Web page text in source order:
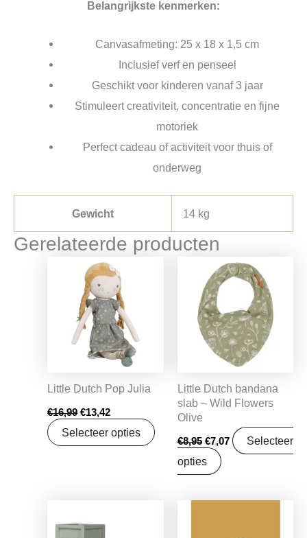
Belangrijkste kenmerken:
Canvasafmeting: 25 x 18 x 1,5 cm
Inclusief verf en penseel
Geschikt voor kinderen vanaf 3 jaar
Stimuleert creativiteit, concentratie en fijne
motoriek
Perfect cadeau of activiteit voor thuis of
onderweg
Gewicht 14 kg
Gerelateerde producten
Little Dutch Pop Julia
€16,99
Oorspronkelijke
prijs
was:
€16,99.
€13,42
prijs
is:
€13,42.
Selecteer opties
Little Dutch bandana
slab – Wild Flowers
Olive
€8,95
Oorspronkelijke
prijs
was:
€8,95.
€7,07
Huidige
prijs
€7,07.
Selecteer
opties
was: